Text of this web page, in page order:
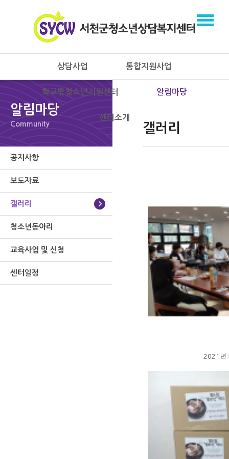
상담사업 통합지원사업
학교밖청소년지원센터 알림마당
센터소개
알림마당
Community
공지사항
보도자료
갤러리
청소년동아리
교육사업 및 신청
센터일정
갤러리
2021년